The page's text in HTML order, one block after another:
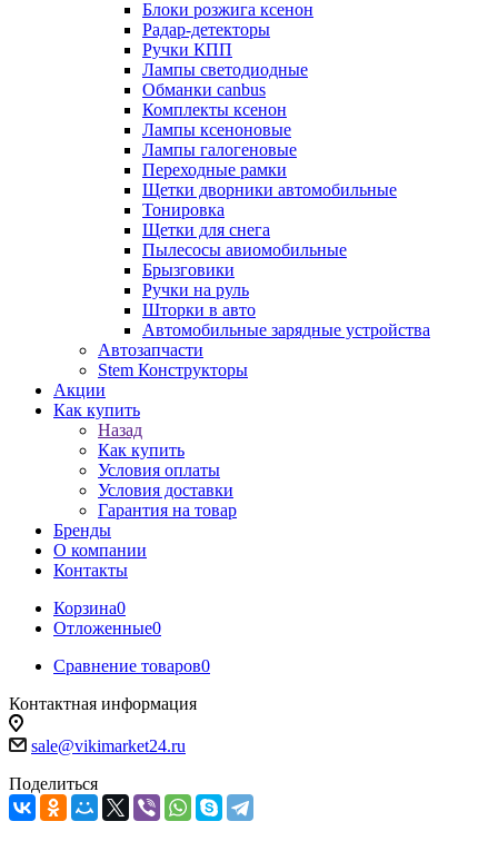
Блоки розжига ксенон
Радар-детекторы
Ручки КПП
Лампы светодиодные
Обманки canbus
Комплекты ксенон
Лампы ксеноновые
Лампы галогеновые
Переходные рамки
Щетки дворники автомобильные
Тонировка
Щетки для снега
Пылесосы авиомобильные
Брызговики
Ручки на руль
Шторки в авто
Автомобильные зарядные устройства
Автозапчасти
Stem Конструкторы
Акции
Как купить
Назад
Как купить
Условия оплаты
Условия доставки
Гарантия на товар
Бренды
О компании
Контакты
Корзина0
Отложенные0
Сравнение товаров0
Контактная информация
sale@vikimarket24.ru
Поделиться